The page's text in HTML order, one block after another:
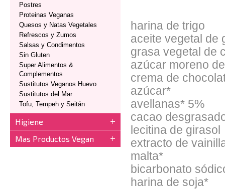
Postres
Proteinas Veganas
Quesos y Natas Vegetales
Refrescos y Zumos
Salsas y Condimentos
Sin Gluten
Super Alimentos &
Complementos
Sustitutos Veganos Huevo
Sustitutos del Mar
Tofu, Tempeh y Seitán
Higiene
Mas Productos Vegan
harina de trigo
aceite vegetal de
grasa vegetal de
azúcar moreno
crema de
azúcar*
avellanas* 5%
cacao
lecitina de girasol
extracto de
malta*
bicarbonato
harina de soja*